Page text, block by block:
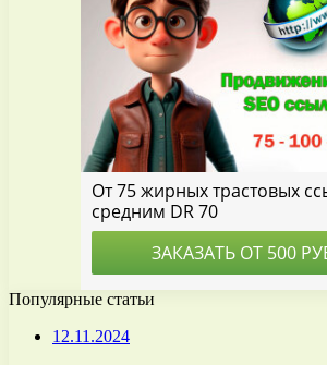
Популярные статьи
12.11.2024